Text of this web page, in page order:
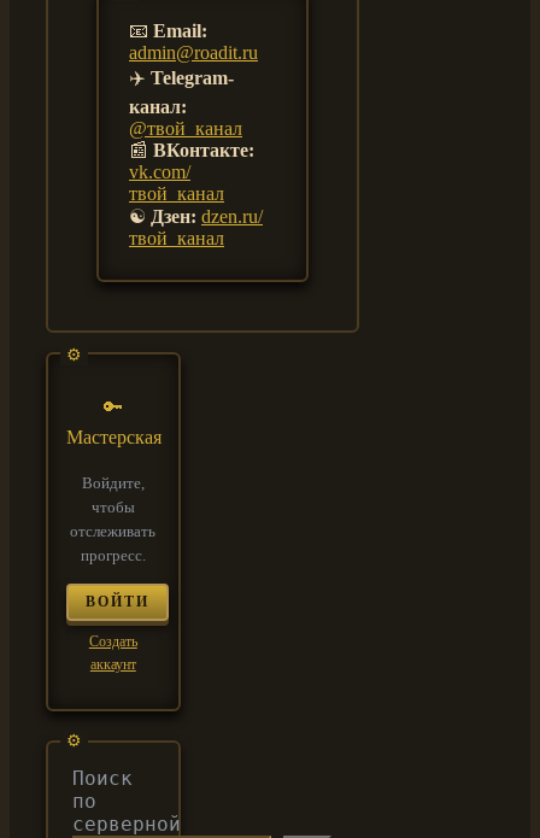
📧 Email:
admin@roadit.ru
✈️ Telegram-
канал:
@твой_канал
📰 ВКонтакте:
vk.com/
твой_канал
☯️ Дзен: dzen.ru/
твой_канал
🔑
Мастерская
Войдите,
чтобы
отслеживать
прогресс.
ВОЙТИ
Создать
аккаунт
Поиск
по
серверной